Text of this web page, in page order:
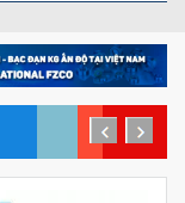
prev next